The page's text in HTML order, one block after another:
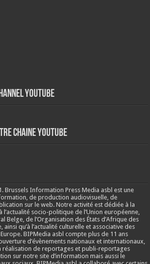
Youtube
chaine Youtube
Brussels Information Press Media asbl est une
de production audiovisuelle, de
sur le web. Notre activité est dédiée à la
socio-politique de l’Union européenne,
Belge, de l’Organisation des États d’Afrique des
ainsi qu’à l’actualité culturelle et associative des
BIPMedia asbl compte plus de 11 ans
d’évènements nationaux et internationaux,
réalisation de reportages et publi-reportages
sur notre site d’information mais aussi le